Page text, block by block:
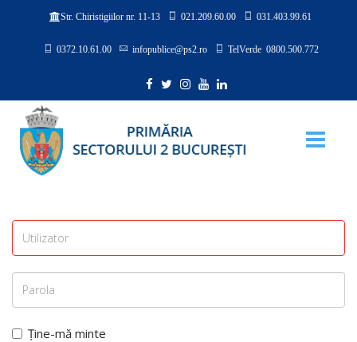
Str. Chiristigiilor nr. 11-13 021.209.60.00 031.403.99.61
0372.10.61.00 infopublice@ps2.ro TelVerde 0800.500.772
Ține-mă minte